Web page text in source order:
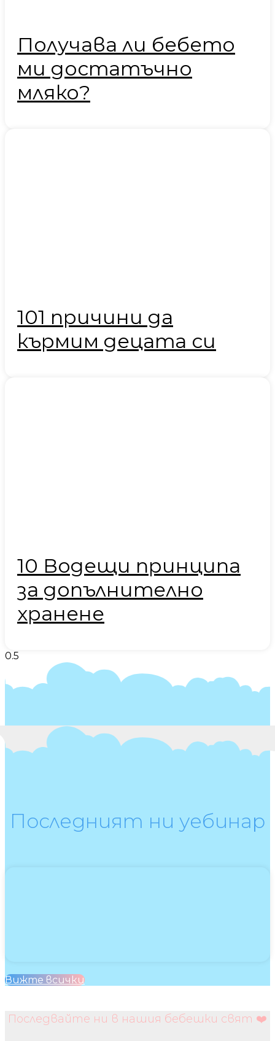
Получава ли бебето
ми достатъчно
мляко?
101 причини да
кърмим децата си
10 Водещи принципа
за допълнително
хранене
Последният ни уебинар
Вижте всички
Последвайте ни в нашия бебешки свят ❤️